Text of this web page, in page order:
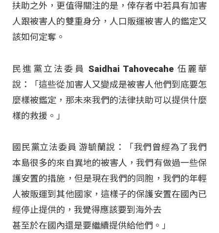
扶助之外，更值得關注的是，倖存者中若具有加害
人跟被害人的雙重身分，人口販運被害人的鑑定又
該如何定奪。
民進黨立法委員 Saidhai Tahovecahe 伍麗華
說：「這些從加害人又變成是被害人他們到底要怎
麼樣被鑑定，那未來我們的法律扶助可以提供什麼
樣的救援。」
國民黨立法委員 游毓蘭說：「我們曾經為了我們
本島很多的來自異地的被害人，我們有做過一些保
護安置的措施，但是現在我們的同胞，我們的年輕
人被販運到其他國家，這樣子的保護安置在國內已
經停止提供的，我覺得應該要到海外去
甚至於在國內還是要繼續提供給他們。」